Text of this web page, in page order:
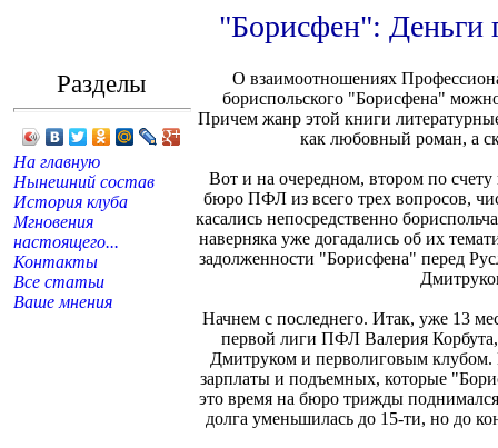
"Борисфен": Деньги
Разделы
На главную
Нынешний состав
История клуба
Мгновения
настоящего...
Контакты
Все статьи
Ваше мнения
О взаимоотношениях
бориспольского "Борисфена"
Причем жанр этой книги
как любовный роман, а
Вот и на очередном, втором по счету
бюро ПФЛ из всего трех вопросов,
касались непосредственно
наверняка уже догадались об их
задолженности "Борисфена" перед
Начнем с последнего. Итак, уже 13
первой лиги ПФЛ Валерия
Дмитруком и перволиговым клубом.
зарплаты и подъемных, которые
это время на бюро трижды
долга уменьшилась до 15-ти, но до